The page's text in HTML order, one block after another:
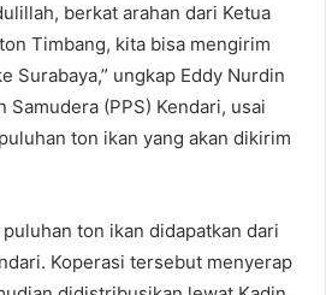
berkat arahan dari Ketua
Timbang, kita bisa mengirim
Surabaya,” ungkap Eddy Nurdin
Samudera (PPS) Kendari, usai
ton ikan yang akan dikirim
ton ikan didapatkan dari
Koperasi tersebut menyerap